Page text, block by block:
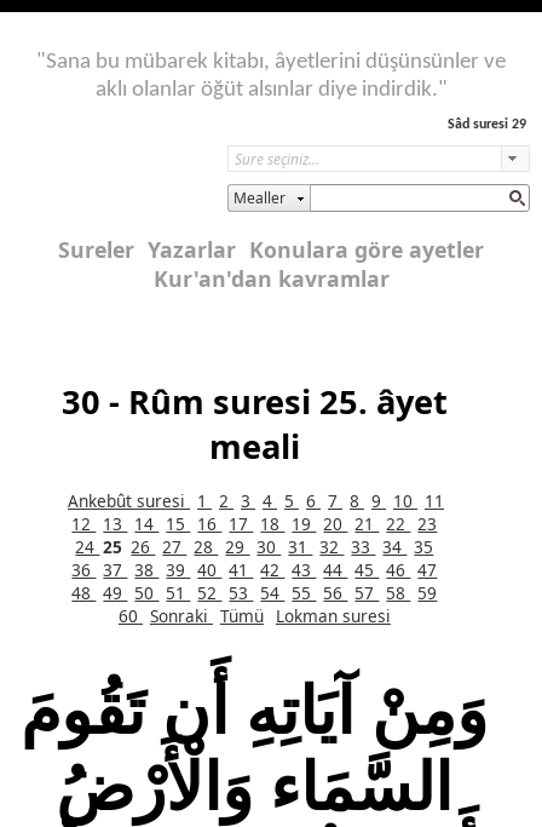
"Sana bu mübarek kitabı, âyetlerini düşünsünler ve
aklı olanlar öğüt alsınlar diye indirdik."
Sâd suresi 29
Mealler
Sureler Yazarlar Konulara göre ayetler
Kur'an'dan kavramlar
30 - Rûm suresi 25. âyet
meali
Ankebût suresi 1 2 3 4 5 6 7 8 9 10
11
12
13 14 15 16 17 18 19 20 21 22
23
24 25 26 27 28 29 30 31 32 33 34 35
36
37 38 39 40 41 42 43 44 45 46
47
48
49 50 51 52 53 54 55 56 57 58
59
60 Sonraki Tümü Lokman suresi
وَمِنْ آيَاتِهِ أَن تَقُومَ
السَّمَاء وَالْأَرْضُ